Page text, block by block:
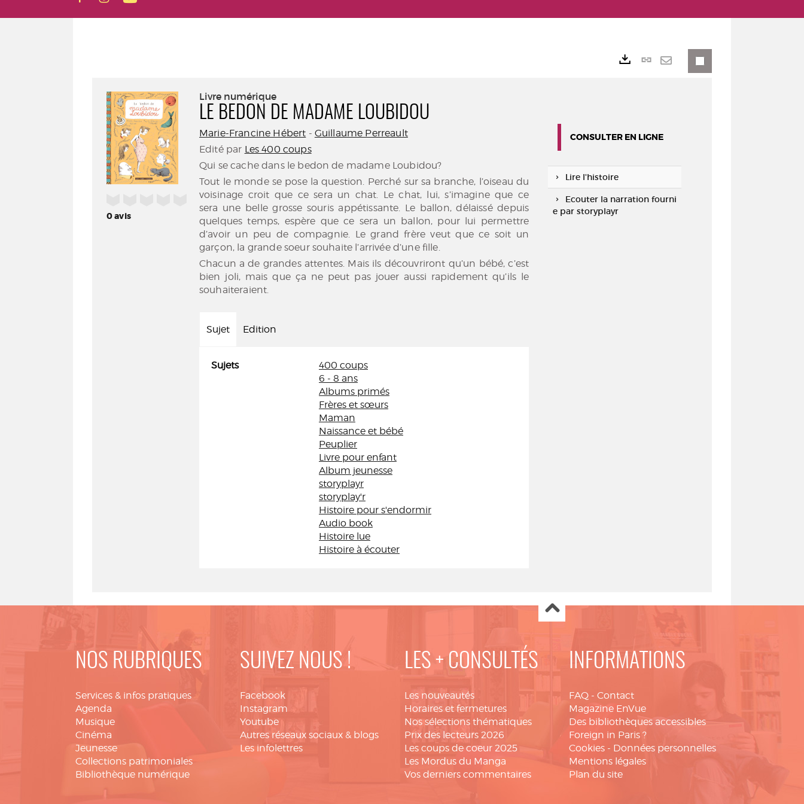
0avis
Livre numérique
LE BEDON DE MADAME LOUBIDOU
Marie-Francine Hébert - Guillaume Perreault
Edité par Les 400 coups
Qui se cache dans le bedon de madame Loubidou?
Tout le monde se pose la question. Perché sur sa branche, l’oiseau du
voisinage croit que ce sera un chat. Le chat, lui, s’imagine que ce
sera une belle grosse souris appétissante. Le ballon, délaissé depuis
quelques temps, espère que ce sera un ballon, pour lui permettre
d’avoir un peu de compagnie. Le grand frère veut que ce soit un
garçon, la grande soeur souhaite l’arrivée d’une fille.
Chacun a de grandes attentes. Mais ils découvriront qu’un bébé, c’est
bien joli, mais que ça ne peut pas jouer aussi rapidement qu’ils le
souhaiteraient.
Sujet Edition
Sujets
400 coups
6 - 8 ans
Albums primés
Frères et sœurs
Maman
Naissance et bébé
Peuplier
Livre pour enfant
Album jeunesse
storyplayr
storyplay'r
Histoire pour s'endormir
Audio book
Histoire lue
Histoire à écouter
Lien
CONSULTER EN LIGNE
Lire l'histoire
Ecouter la narration fourni
e par storyplayr
NOS RUBRIQUES
Services & infos pratiques
Agenda
Musique
Cinéma
Jeunesse
Collections patrimoniales
Bibliothèque numérique
SUIVEZ NOUS !
Facebook
Instagram
Youtube
Autres réseaux sociaux & blogs
Les infolettres
LES + CONSULTÉS
Les nouveautés
Horaires et fermetures
Nos sélections thématiques
Prix des lecteurs 2026
Les coups de coeur 2025
Les Mordus du Manga
Vos derniers commentaires
INFORMATIONS
FAQ - Contact
Magazine EnVue
Des bibliothèques accessibles
Foreign in Paris ?
Cookies - Données personnelles
Mentions légales
Plan du site